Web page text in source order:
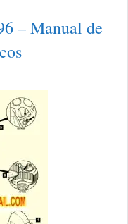
– Manual de